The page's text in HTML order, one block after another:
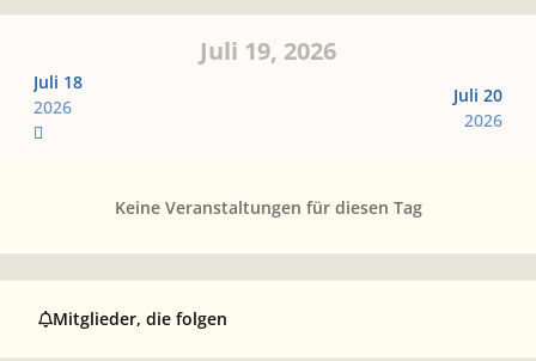
Juli 18
2026
Juli 19, 2026
Juli 20
2026
Keine Veranstaltungen für diesen Tag
Mitglieder, die folgen